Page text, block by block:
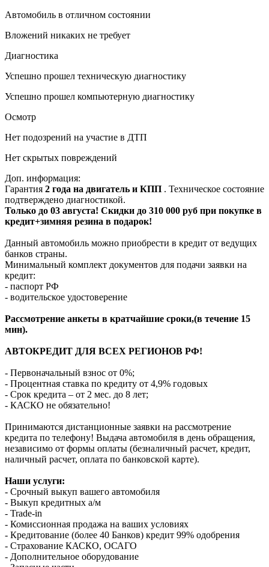
Автомобиль в отличном состоянии
Вложений никаких не требует
Диагностика
Успешно прошел техническую диагностику
Успешно прошел компьютерную диагностику
Осмотр
Нет подозрений на участие в ДТП
Нет скрытых повреждений
Доп. информация:
Гарантия 2 года на двигатель и КПП . Техническое состояние
подтверждено диагностикой.
Только до 03 августа! Скидки до 310 000 руб при покупке в
кредит+зимняя резина в подарок!
Данный автомобиль можно приобрести в кредит от ведущих
банков страны.
Минимальный комплект документов для подачи заявки на
кредит:
- паспорт РФ
- водительское удостоверение
Рассмотрение анкеты в кратчайшие сроки,(в течение 15
мин).
АВТОКРЕДИТ ДЛЯ ВСЕХ РЕГИОНОВ РФ!
- Первоначальный взнос от 0%;
- Процентная ставка по кредиту от 4,9% годовых
- Срок кредита – от 2 мес. до 8 лет;
- КАСКО не обязательно!
Принимаются дистанционные заявки на рассмотрение
кредита по телефону! Выдача автомобиля в день обращения,
независимо от формы оплаты (безналичный расчет, кредит,
наличный расчет, оплата по банковской карте).
Наши услуги:
- Срочный выкуп вашего автомобиля
- Выкуп кредитных а/м
- Trade-in
- Комиссионная продажа на ваших условиях
- Кредитование (более 40 Банков) кредит 99% одобрения
- Страхование КАСКО, ОСАГО
- Дополнительное оборудование